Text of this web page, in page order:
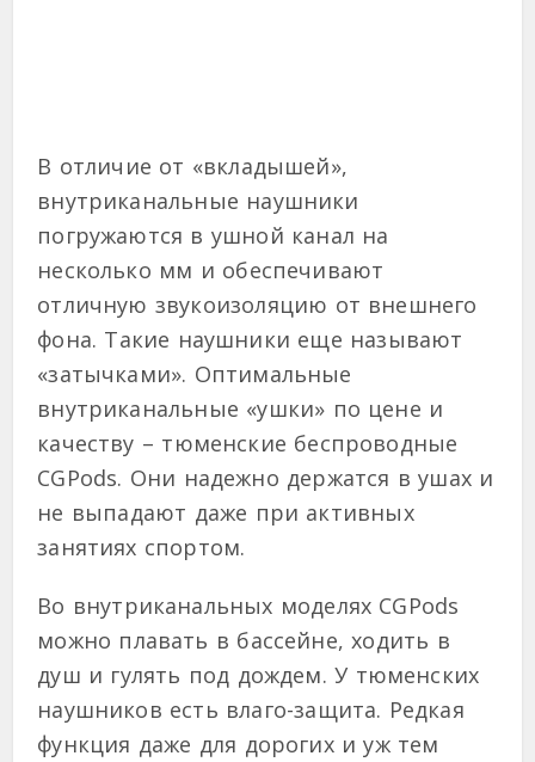
В отличие от «вкладышей»,
внутриканальные наушники
погружаются в ушной канал на
несколько мм и обеспечивают
отличную звукоизоляцию от внешнего
фона. Такие наушники еще называют
«затычками». Оптимальные
внутриканальные «ушки» по цене и
качеству – тюменские беспроводные
CGPods. Они надежно держатся в ушах и
не выпадают даже при активных
занятиях спортом.
Во внутриканальных моделях CGPods
можно плавать в бассейне, ходить в
душ и гулять под дождем. У тюменских
наушников есть влаго-защита. Редкая
функция даже для дорогих и уж тем